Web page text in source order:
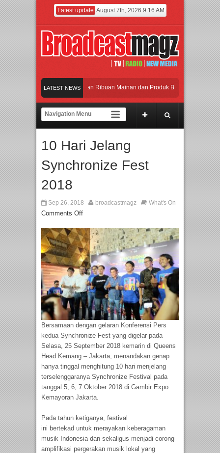
Latest update August 7th, 2026 9:16 AM
LATEST NEWS
Meramaikan Jakarta dengan Ribuan Mainan dan Produk Bayi dari Seluruh
Menjadi Gerbang Inovasi dan Peluang Bisnis Industri Gifts dan Housewares
Rayakan Perpaduan Warisan Dan Semangat Lokal, BIRKENSTOCK
Meramaikan Jakarta dengan Ribuan Mainan dan Produk Bayi dari Seluruh
10 Hari Jelang
Synchronize Fest
2018
Sep 26, 2018 broadcastmagz What's On
Comments Off
Bersamaan dengan gelaran Konferensi Pers
kedua Synchronize Fest yang digelar pada
Selasa, 25 September 2018 kemarin di Queens
Head Kemang – Jakarta, menandakan genap
hanya tinggal menghitung 10 hari menjelang
terselenggaranya Synchronize Festival pada
tanggal 5, 6, 7 Oktober 2018 di Gambir Expo
Kemayoran Jakarta.
Pada tahun ketiganya, festival
ini bertekad untuk merayakan keberagaman
musik Indonesia dan sekaligus menjadi corong
amplifikasi pergerakan musik lokal yang